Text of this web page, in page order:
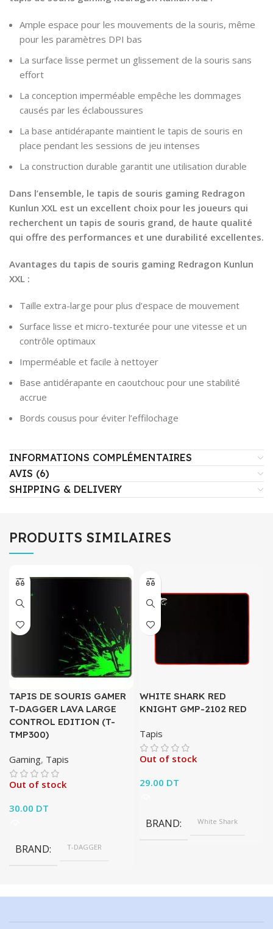
Ample espace pour les mouvements de la souris, même
pour les paramètres DPI bas
La surface lisse permet un glissement de la souris sans
effort
La conception imperméable empêche les dommages
causés par les éclaboussures
La base antidérapante maintient le tapis de souris en
place pendant les sessions de jeu intenses
La construction durable garantit une utilisation durable
Dans l’ensemble, le tapis de souris gaming Redragon
Kunlun XXL est un excellent choix pour les joueurs qui
recherchent un tapis de souris grand, de haute qualité
qui offre des performances et une durabilité excellentes.
Avantages du tapis de souris gaming Redragon Kunlun
XXL :
Taille extra-large pour plus d’espace de mouvement
Surface lisse et micro-texturée pour une vitesse et un
contrôle optimaux
Imperméable et facile à nettoyer
Base antidérapante en caoutchouc pour une stabilité
accrue
Bords cousus pour éviter l’effilochage
INFORMATIONS COMPLÉMENTAIRES
AVIS (6)
SHIPPING & DELIVERY
PRODUITS SIMILAIRES
TAPIS DE SOURIS GAMER
T-DAGGER LAVA LARGE
CONTROL EDITION (T-
TMP300)
Gaming, Tapis
Out of stock
30.00 DT
BRAND T-DAGGER
WHITE SHARK RED
KNIGHT GMP-2102 RED
Tapis
Out of stock
29.00 DT
BRAND White Shark